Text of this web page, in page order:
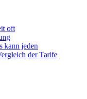
oft
kann jeden
der Tarife